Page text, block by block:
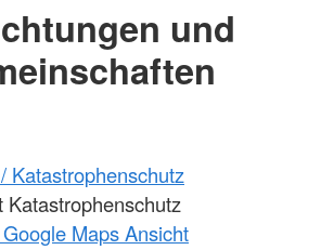
und
Katastrophenschutz
Katastrophenschutz
Maps Ansicht